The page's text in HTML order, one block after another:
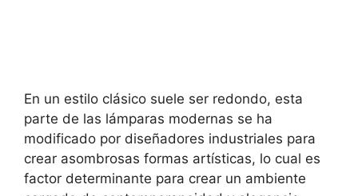
En un estilo clásico suele ser redondo, esta
parte de las lámparas modernas se ha
modificado por diseñadores industriales para
crear asombrosas formas artísticas, lo cual es
factor determinante para crear un ambiente